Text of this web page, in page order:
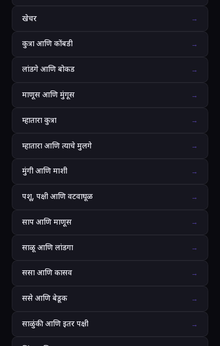
खेचर →
कुत्रा आणि कोंबडी →
लांडगे आणि बोकड →
माणूस आणि मुंगूस →
म्हातारा कुत्रा →
म्हातारा आणि त्याचे मुलगे →
मुंगी आणि माशी →
पशू, पक्षी आणि वटवाघूळ →
साप आणि माणूस →
साळू आणि लांडगा →
ससा आणि कासव →
ससे आणि बेडूक →
साळुंकी आणि इतर पक्षी →